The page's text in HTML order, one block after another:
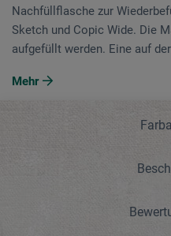
Nachfüllflasche zur
Sketch und Copic Wide. Die
aufgefüllt werden. Eine auf
Mehr